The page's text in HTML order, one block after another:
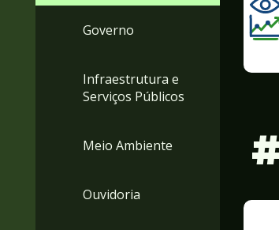
Governo
Infraestrutura e
Serviços Públicos
Meio Ambiente
Ouvidoria